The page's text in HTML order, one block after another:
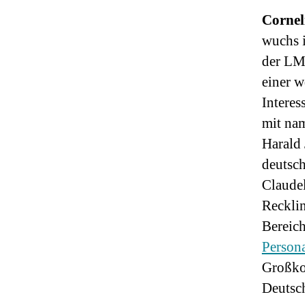
wuchs
der
einer
mit
Harald